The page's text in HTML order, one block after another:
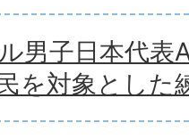
男子日本代表
を対象とした